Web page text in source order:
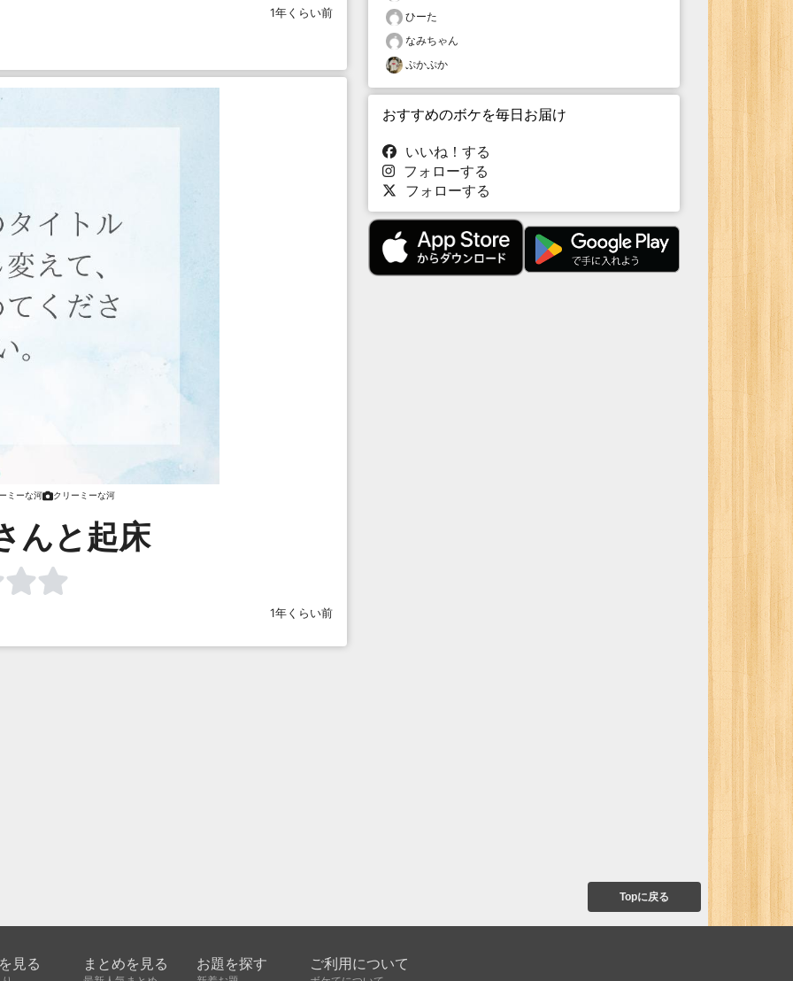
1年くらい前
ミーな河 クリーミーな河
んと起床
1年くらい前
ひーた
なみちゃん
ぷかぷか
おすすめのボケを毎日お届け
いいね！する
フォローする
フォローする
Topに戻る
見る まとめを見る お題を探す ご利用について